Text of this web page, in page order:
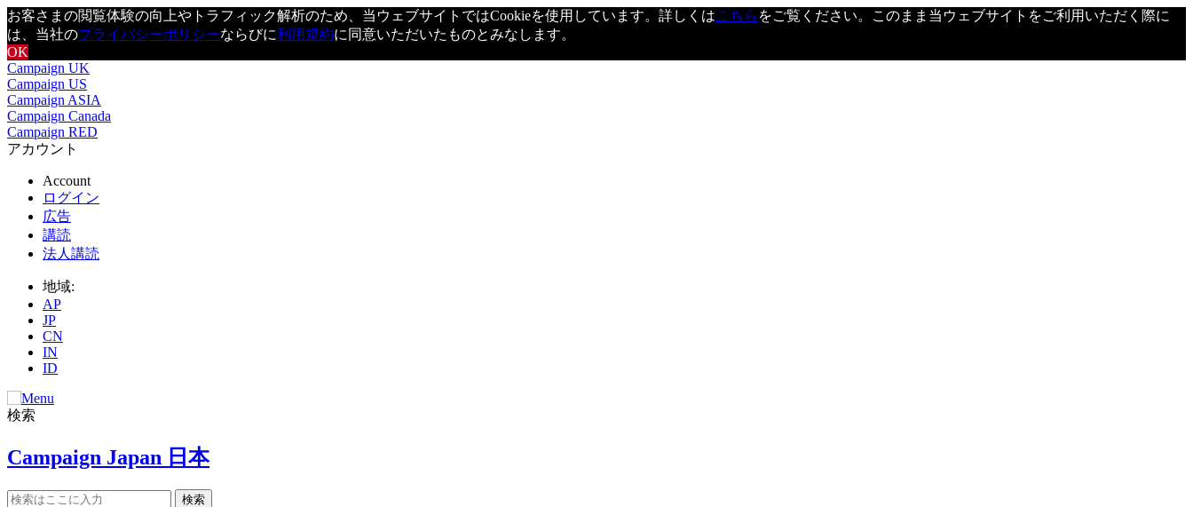
お客さまの閲覧体験の向上やトラフィック解析のため、当ウェブサイトではCookieを使用しています。詳しくはこちら をご覧ください。このまま当ウェブサイトをご利用いただく際に
は、当社のプライバシーポリシーならびに利用規約に同意いただいたものとみなします。
OK
Campaign UK
Campaign US
Campaign ASIA
Campaign Canada
Campaign RED
アカウント
Account
ログイン
広告
講読
法人講読
地域:
AP
JP
CN
IN
ID
検索
Campaign Japan 日本